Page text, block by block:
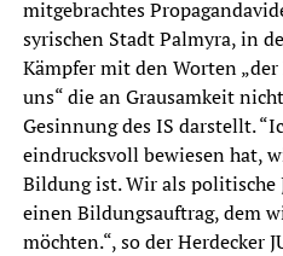
mitgebrachtes
syrischen Stadt Palmyra, in
Kämpfer mit den Worten
uns“ die an Grausamkeit
Gesinnung des IS darstellt.
eindrucksvoll bewiesen hat,
Bildung ist. Wir als politische
einen Bildungsauftrag, dem
möchten.“, so der Herdecker